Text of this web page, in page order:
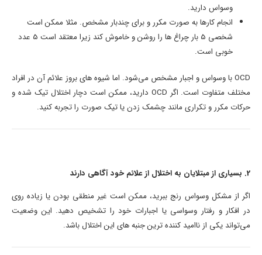
وسواس دارید.
انجام کارها به صورت مکرر و برای چندبار مشخص. مثلا ممکن است
شخصی 5 بار چراغ ها را روشن و خاموش کند زیرا معتقد است 5 عدد
خوبی است.
OCD با وسواس و اجبار مشخص می‌شود. اما شیوه های بروز علائم آن در افراد
مختلف متفاوت است. اگر OCD دارید، ممکن است دچار اختلال تیک شده و
حرکات مکرر و تکراری مانند چشمک زدن یا تیک صورت را تجربه کنید.
2. بسیاری از مبتلایان به اختلال از علائم خود آگاهی دارند
اگر از مشکل وسواس رنج ببرید، ممکن است غیر منطقی بودن یا زیاده روی
در افکار و رفتار وسواسی یا اجبارات خود را تشخیص دهید. این وضعیت
می‌تواند یکی از ناامید کننده ترین جنبه های این اختلال باشد.